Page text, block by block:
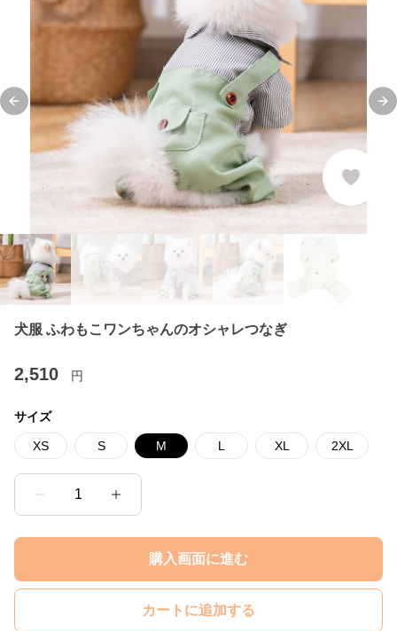
Previous slide
犬服 ふわもこワンちゃんのオシャレつなぎ
2,510 円
サイズ
XS S M L XL 2XL
1
購入画面に進む
カートに追加する